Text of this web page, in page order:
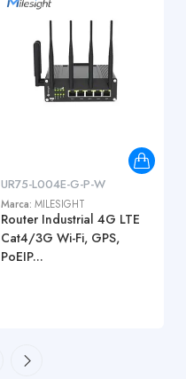
UR75-L004E-G-P-W
Marca: MILESIGHT
Router Industrial 4G LTE
Cat4/3G Wi-Fi, GPS,
PoEIP...